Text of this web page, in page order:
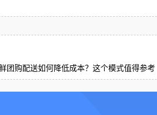
团购配送如何降低成本？这个模式值得参考